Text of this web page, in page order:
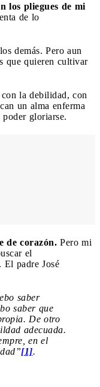
los pliegues de mi
de lo
demás. Pero aun
que quieren cultivar
la debilidad, con
un alma enferma
gloriarse.
de corazón. Pero mi
el
padre José
saber
saber que
De otro
adecuada.
en el
[1].